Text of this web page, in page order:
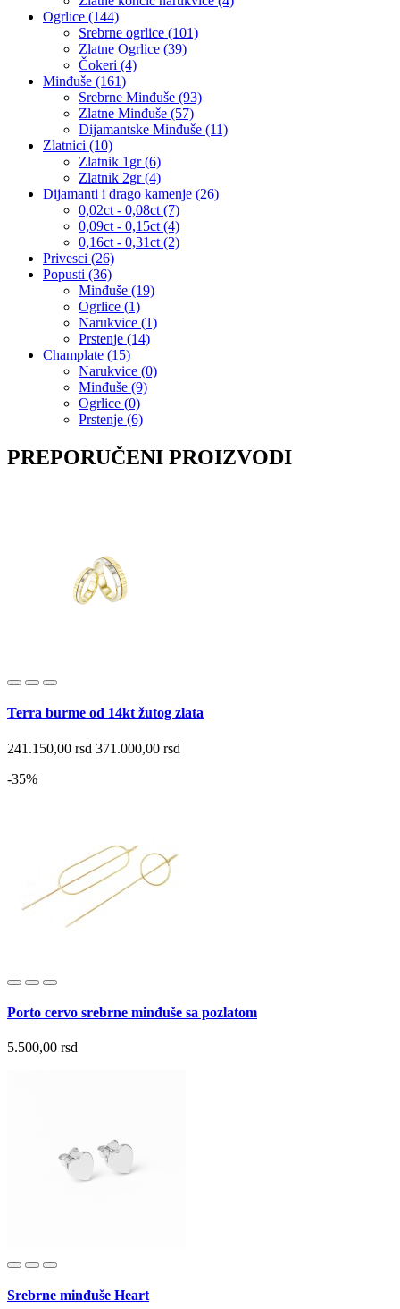
Ogrlice (144)
Srebrne ogrlice (101)
Zlatne Ogrlice (39)
Čokeri (4)
Minđuše (161)
Srebrne Minđuše (93)
Zlatne Minđuše (57)
Dijamantske Minđuše (11)
Zlatnici (10)
Zlatnik 1gr (6)
Zlatnik 2gr (4)
Dijamanti i drago kamenje (26)
0,02ct - 0,08ct (7)
0,09ct - 0,15ct (4)
0,16ct - 0,31ct (2)
Privesci (26)
Popusti (36)
Minđuše (19)
Ogrlice (1)
Narukvice (1)
Prstenje (14)
Champlate (15)
Narukvice (0)
Minđuše (9)
Ogrlice (0)
Prstenje (6)
PREPORUČENI PROIZVODI
Terra burme od 14kt žutog zlata
241.150,00 rsd 371.000,00 rsd
-35%
Porto cervo srebrne minđuše sa pozlatom
5.500,00 rsd
Srebrne minđuše Heart